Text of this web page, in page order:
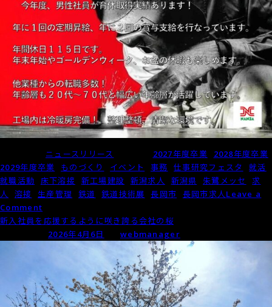
ニュースリリース 2027年度卒業 2028年度卒業
2029年度卒業
ものづくり イベント 事務 ,仕事研究フェスタ ,就活
就職活動
床下溶接 新工場建設 新潟求人 新潟県 ,朱鷺メッセ ,求
人
溶接 ,生産管理 鉄道 ,鉄道技術展 ,長岡市 長岡市求人Leave a
Comment
5
月
開
催
新入社員を応援するように咲き誇る会社の桜
2026年4月6日 webmanager